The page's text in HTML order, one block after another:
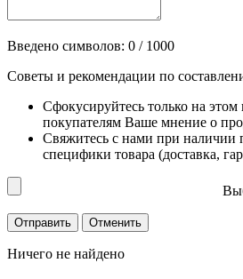
Введено символов: 0 / 1000
Советы и рекомендации по
Сфокусируйтесь только на этом
покупателям Ваше мнение о
Свяжитесь с нами при наличии
специфики товара (доставка,
Ничего не найдено